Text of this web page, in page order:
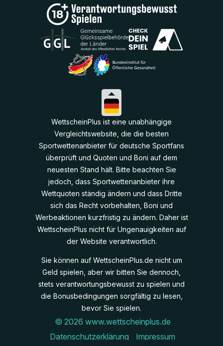
WettscheinPlus ist eine unabhängige
Vergleichtswebsite, die die besten
Sportwettenanbieter für deutsche Sportfans
überprüft und Quoten und Boni auf dem
neuesten Stand hält. Bitte beachten Sie
jedoch, dass Sportwettenanbieter ihre
Wettquoten ständig ändern und dass Dritte
sich das Recht vorbehalten, Boni und
Werbeaktionen kurzfristig zu ändern. Daher ist
WettscheinPlus nicht für Ungenauigkeiten auf
der Website verantwortlich.
Sie können auf WettscheinPlus.de nicht um
Geld spielen, aber wir bitten Sie dennoch,
stets verantwortungsbewusst zu spielen und
die Bonusbedingungen sorgfältig zu lesen,
bevor Sie spielen.
© 2026 www.wettscheinplus.de
Datenschutzerklärung
Impressum